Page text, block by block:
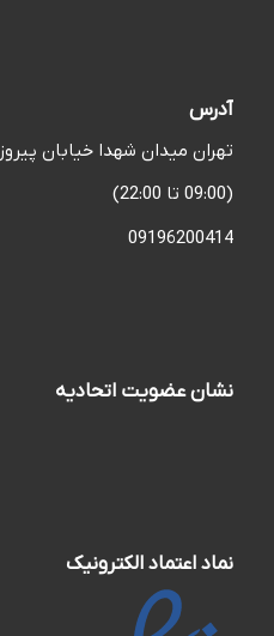
آدرس
تهران میدان شهدا خیابان
(09:00 تا 22:00)
09196200414
نشان عضویت اتحادیه
نماد اعتماد الکترونیک